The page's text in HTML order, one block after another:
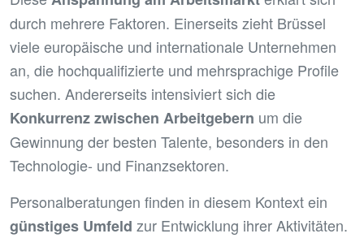
durch mehrere Faktoren. Einerseits zieht Brüssel
viele europäische und internationale Unternehmen
an, die hochqualifizierte und mehrsprachige Profile
suchen. Andererseits intensiviert sich die
Konkurrenz zwischen Arbeitgebern um die
Gewinnung der besten Talente, besonders in den
Technologie- und Finanzsektoren.
Personalberatungen finden in diesem Kontext ein
günstiges Umfeld zur Entwicklung ihrer Aktivitäten.